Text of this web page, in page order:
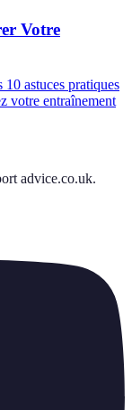
Votre
astuces pratiques
votre entraînement
advice.co.uk.